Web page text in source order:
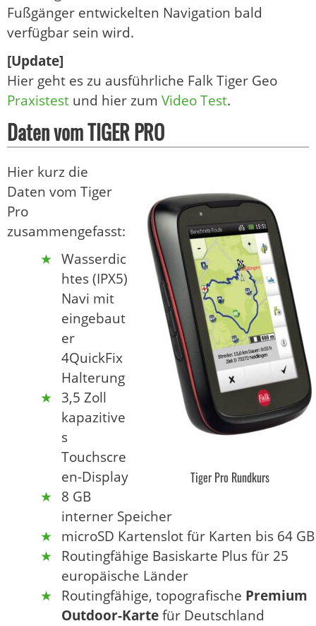
Fußgänger entwickelten Navigation bald
verfügbar sein wird.
[Update]
Hier geht es zu ausführliche Falk Tiger Geo
Praxistest und hier zum Video Test.
Daten vom TIGER PRO
Tiger Pro Rundkurs
Hier kurz die
Daten vom Tiger
Pro
zusammengefasst:
Wasserdic
htes (IPX5)
Navi mit
eingebaut
er
4QuickFix
Halterung
3,5 Zoll
kapazitive
s
Touchscre
en-Display
8 GB
interner Speicher
microSD Kartenslot für Karten bis 64 GB
Routingfähige Basiskarte Plus für 25
europäische Länder
Routingfähige, topografische Premium
Outdoor-Kartefür Deutschland